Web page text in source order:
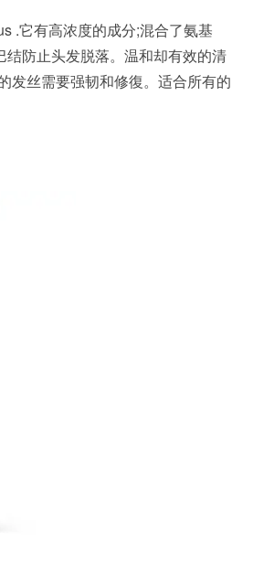
.它有高浓度的成分;混合了氨基
防止头发脱落。温和却有效的清
发丝需要强韧和修復。适合所有的